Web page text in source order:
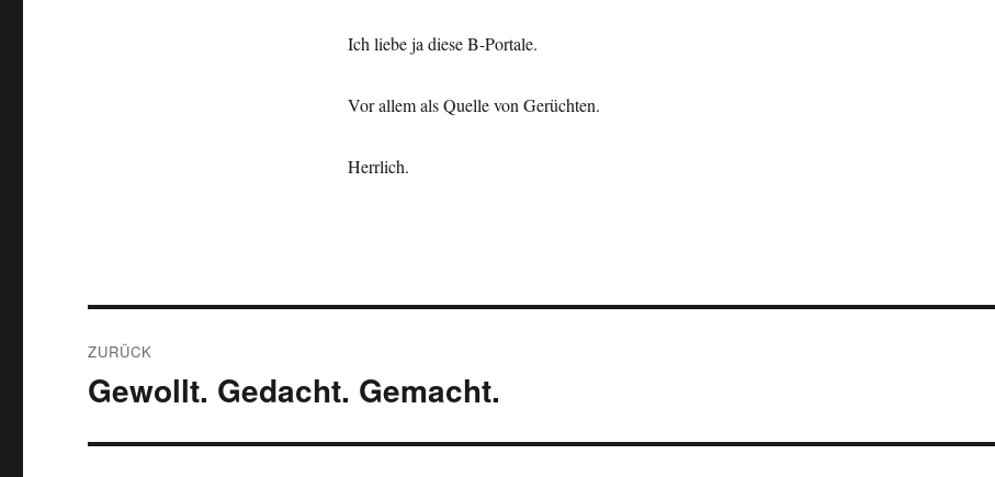
Ich liebe ja diese B-Portale.
Vor allem als Quelle von Gerüchten.
Herrlich.
ZURÜCK
Vorheriger
Gewollt. Gedacht. Gemacht.